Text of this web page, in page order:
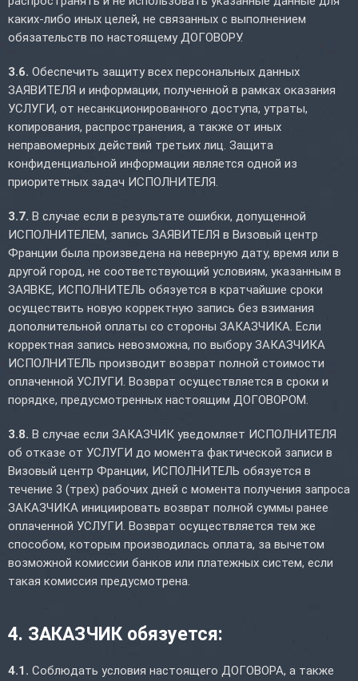
каких-либо иных целей, не связанных с выполнением
обязательств по настоящему ДОГОВОРУ.
3.6. Обеспечить защиту всех персональных данных
ЗАЯВИТЕЛЯ и информации, полученной в рамках оказания
УСЛУГИ, от несанкционированного доступа, утраты,
копирования, распространения, а также от иных
неправомерных действий третьих лиц. Защита
конфиденциальной информации является одной из
приоритетных задач ИСПОЛНИТЕЛЯ.
3.7. В случае если в результате ошибки, допущенной
ИСПОЛНИТЕЛЕМ, запись ЗАЯВИТЕЛЯ в Визовый центр
Франции была произведена на неверную дату, время или в
другой город, не соответствующий условиям, указанным в
ЗАЯВКЕ, ИСПОЛНИТЕЛЬ обязуется в кратчайшие сроки
осуществить новую корректную запись без взимания
дополнительной оплаты со стороны ЗАКАЗЧИКА. Если
корректная запись невозможна, по выбору ЗАКАЗЧИКА
ИСПОЛНИТЕЛЬ производит возврат полной стоимости
оплаченной УСЛУГИ. Возврат осуществляется в сроки и
порядке, предусмотренных настоящим ДОГОВОРОМ.
3.8. В случае если ЗАКАЗЧИК уведомляет ИСПОЛНИТЕЛЯ
об отказе от УСЛУГИ до момента фактической записи в
Визовый центр Франции, ИСПОЛНИТЕЛЬ обязуется в
течение 3 (трех) рабочих дней с момента получения запроса
ЗАКАЗЧИКА инициировать возврат полной суммы ранее
оплаченной УСЛУГИ. Возврат осуществляется тем же
способом, которым производилась оплата, за вычетом
возможной комиссии банков или платежных систем, если
такая комиссия предусмотрена.
4. ЗАКАЗЧИК обязуется:
4.1. Соблюдать условия настоящего ДОГОВОРА, а также